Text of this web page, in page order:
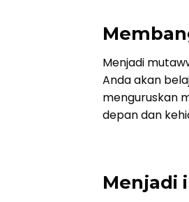
Menjadi
Anda akan
menguruskan
depan dan
Menjadi